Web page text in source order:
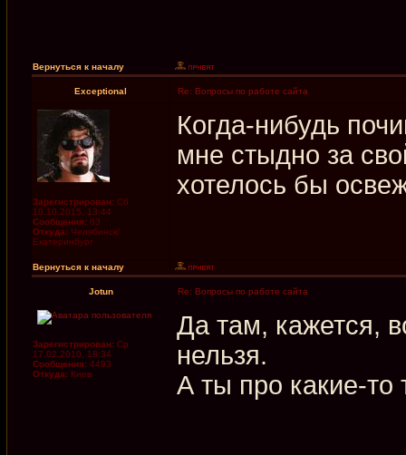
Вернуться к началу
Exceptional Re: Вопросы по работе сайта
Зарегистрирован: Сб
10.10.2015, 13:44
Сообщения: 63
Откуда: Челябинск/
Екатеринбург
Когда-нибудь
мне стыдно за
хотелось бы
Вернуться к началу
Jotun Re: Вопросы по работе сайта
Зарегистрирован: Ср
17.02.2010, 18:34
Сообщения: 4493
Откуда: Киев
Да там, кажется,
нельзя.
А ты про какие-то